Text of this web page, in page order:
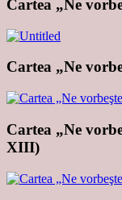
Cartea „Ne
Cartea „Ne
Cartea „Ne
XIII)